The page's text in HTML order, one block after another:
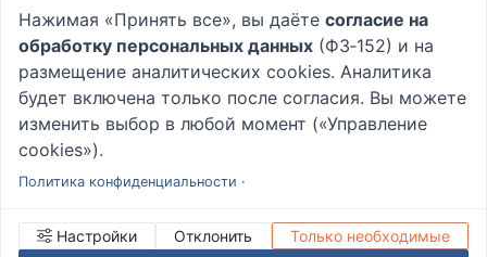
Пользовательское соглашение
Политика конфиденциальности
Вопрос - Ответ|О проекте
Нажимая «Принять все», вы даёте согласие на
обработку персональных данных (ФЗ‑152) и на
размещение аналитических cookies. Аналитика
будет включена только после согласия. Вы можете
изменить выбор в любой момент («Управление
cookies»).
Политика конфиденциальности ·
Настройки Отклонить
Только необходимые